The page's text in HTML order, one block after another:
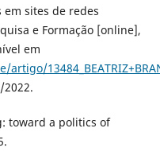
sites de redes
e Formação [online],
em
2022.
toward a politics of